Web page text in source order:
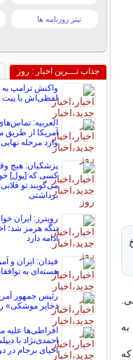
تیتر روزنامه ها
جذاب تـــرین اخبار : روز
واکنش ترامپ به
لفظی‌اش با
العربیه:
آمریکا از طریق
وارد مرحله
پزشکیان: هیچ
کسی که [پول]
می‌گویند تو
برداشتی
رویترز: ایران
تنگه هرمز شد؛
ادامه دارد
فیدان: ایران و
هسته‌ای به
رئیس جمهور
ذخایر موشکی»
افراطی‌ها علیه
احمدی‌نژاد با
احیای برجام